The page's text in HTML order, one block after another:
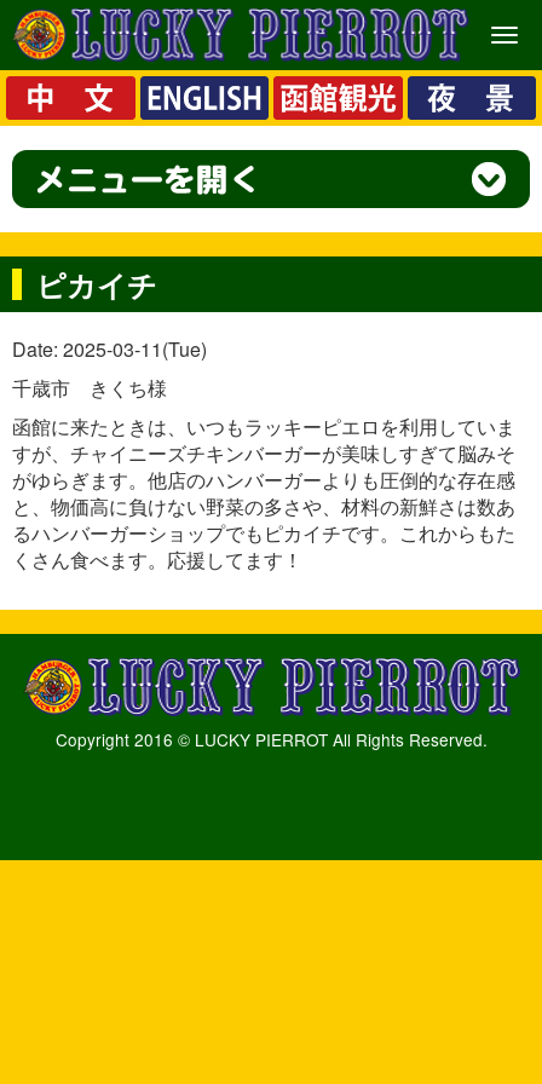
メ
ニ
ュ
ー
ピカイチ
Date: 2025-03-11(Tue)
千歳市 きくち様
函館に来たときは、いつもラッキーピエロを利用していま
すが、チャイニーズチキンバーガーが美味しすぎて脳みそ
がゆらぎます。他店のハンバーガーよりも圧倒的な存在感
と、物価高に負けない野菜の多さや、材料の新鮮さは数あ
るハンバーガーショップでもピカイチです。これからもた
くさん食べます。応援してます！
Copyright 2016 © LUCKY PIERROT All Rights Reserved.